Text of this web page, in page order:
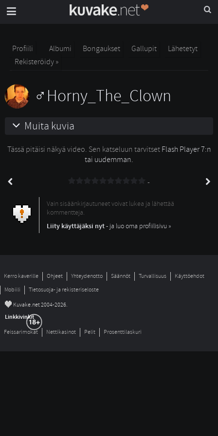
Profiili Albumi Bongaukset Gallupit
Lähetetyt
Rekisteröidy »
Horny_The_Clown
Muita kuvia
Tässä pitäisi näkyä video. Sen katseluun tarvitset Flash Player 7:n
tai uudemman.
-
Vain sisäänkirjautuneet voivat lukea ja lähettää
kommentteja.
Liity käyttäjäksi nyt- ja luo oma profiilisivu »
Kerro kaverille Ohjeet Yhteydenotto Säännöt Turvallisuus
Käyttöehdot
Mobiili
Tietosuoja- ja rekisteriseloste
© Kuvake.net 2004-2026.
Linkkivinkit
Feissarimokat Nettikasinot Pelit Prosenttilaskuri